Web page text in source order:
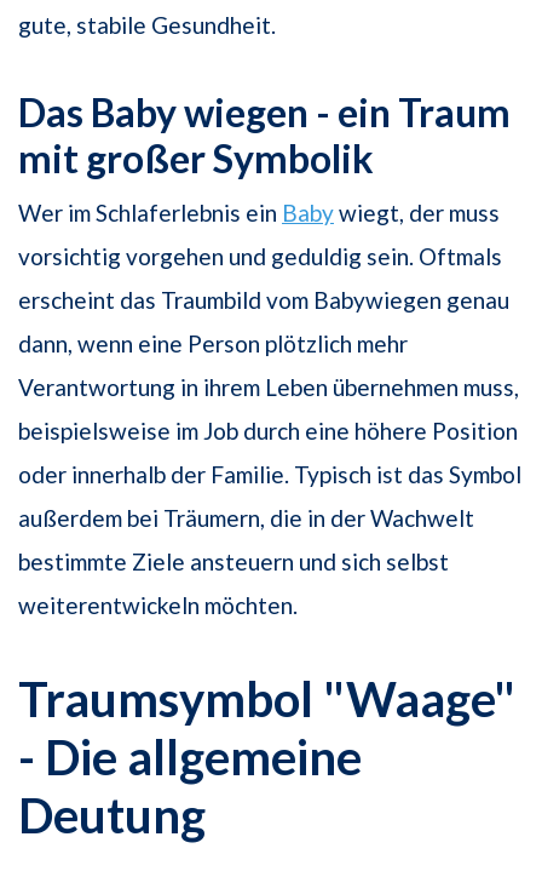
gute, stabile Gesundheit.
Das Baby wiegen - ein Traum
mit großer Symbolik
Wer im Schlaferlebnis ein Babywiegt, der muss
vorsichtig vorgehen und geduldig sein. Oftmals
erscheint das Traumbild vom Babywiegen genau
dann, wenn eine Person plötzlich mehr
Verantwortung in ihrem Leben übernehmen muss,
beispielsweise im Job durch eine höhere Position
oder innerhalb der Familie. Typisch ist das Symbol
außerdem bei Träumern, die in der Wachwelt
bestimmte Ziele ansteuern und sich selbst
weiterentwickeln möchten.
Traumsymbol "Waage"
- Die allgemeine
Deutung